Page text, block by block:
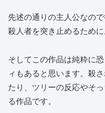
先述の通りの主人公なの
殺人者を突き止めるため
そしてこの作品は純粋に
ィもあると思います。殺
たり、ツリーの反応やそ
る作品です。